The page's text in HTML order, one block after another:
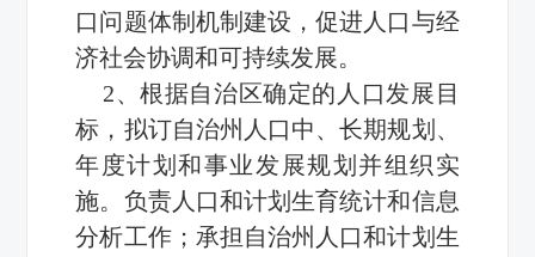
口问题体制机制建设，促进人口与经
济社会协调和可持续发展。
2、根据自治区确定的人口发展目
标，拟订自治州人口中、长期规划、
年度计划和事业发展规划并组织实
施。负责人口和计划生育统计和信息
分析工作；承担自治州人口和计划生